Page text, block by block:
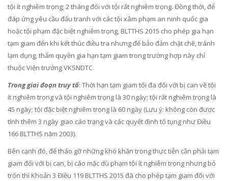
tội ít nghiêm trọng; 2 tháng đối với tội rất nghiêm trọng. Đồng thời, để
đáp ứng yêu cầu đấu tranh với các tội xâm phạm an ninh quốc gia
hoặc tội phạm đặc biệt nghiêm trọng, BLTTHS 2015 cho phép gia hạn
tạm giam đến khi kết thúc điều tra nhưng để bảo đảm chặt chẽ, tránh
lạm dụng, thẩm quyền gia hạn tạm giam trong trường hợp này chỉ
thuộc Viện trưởng VKSNDTC.
Trong giai đoạn truy tố: Thời hạn tạm giam tối đa đối với bị can về tội
ít nghiêm trọng và tội nghiêm trọng là 30 ngày; tội rất nghiêm trọng là
45 ngày; tội đặc biệt nghiêm trọng là 60 ngày (Lưu ý: không còn được
tính thêm 3 ngày giao cáo trạng và các quyết định tố tụng như Điều
166 BLTTHS năm 2003).
Bên cạnh đó, để tháo gỡ những khó khăn trong thực tiễn cần phải tạm
giam đối với bị can, bị cáo mặc dù phạm tội ít nghiêm trọng nhưng bỏ
trốn thì Khoản 3 Điều 119 BLTTHS 2015 đã cho phép tạm giam đối với